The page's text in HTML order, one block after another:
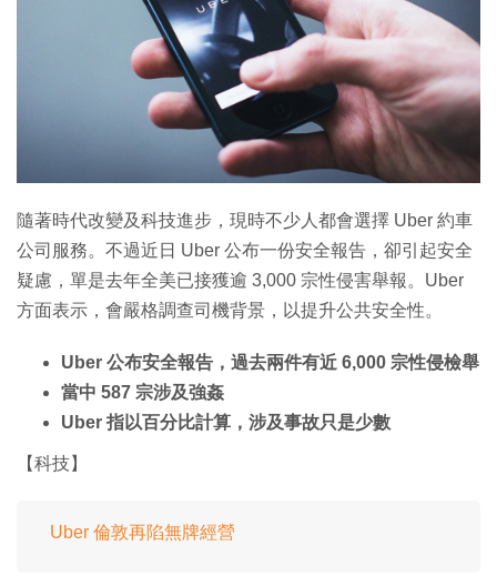
生成式AI與雲端應用
Enterprise Digital Transformation
隨著時代改變及科技進步，現時不少人都會選擇 Uber 約車
公司服務。不過近日 Uber 公布一份安全報告，卻引起安全
疑慮，單是去年全美已接獲逾 3,000 宗性侵害舉報。Uber
方面表示，會嚴格調查司機背景，以提升公共安全性。
Uber 公布安全報告，過去兩件有近 6,000 宗性侵檢舉
當中 587 宗涉及強姦
Uber 指以百分比計算，涉及事故只是少數
【科技】
Uber 倫敦再陷無牌經營